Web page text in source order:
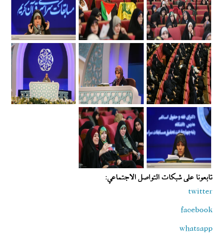
تابعونا على شبكات التواصل الاجتماعي:
twitter
facebook
whatsapp